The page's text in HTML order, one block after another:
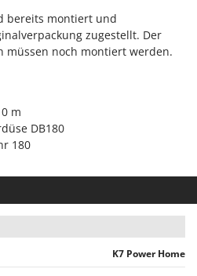
bereits montiert und
zugestellt. Der
müssen noch montiert werden.
m
DB180
180
K7 Power Home